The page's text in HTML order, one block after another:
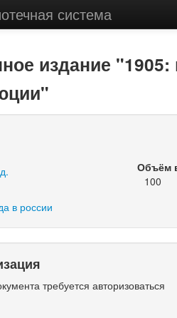
система
издание
в россии
Объём
100
требуется авторизоваться